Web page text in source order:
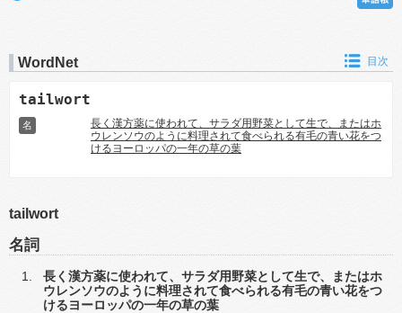
WordNet 目次
tailwort
名
長く漢方薬に使われて、サラダ用野菜として生で、またはホ
ウレンソウのように料理されて食べられる有毛の青い花をつ
けるヨーロッパの一年の草の葉
tailwort
名詞
長く漢方薬に使われて、サラダ用野菜として生で、またはホ
ウレンソウのように料理されて食べられる有毛の青い花をつ
けるヨーロッパの一年の草の葉